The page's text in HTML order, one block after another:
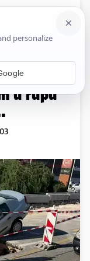
Komentari
u rupu